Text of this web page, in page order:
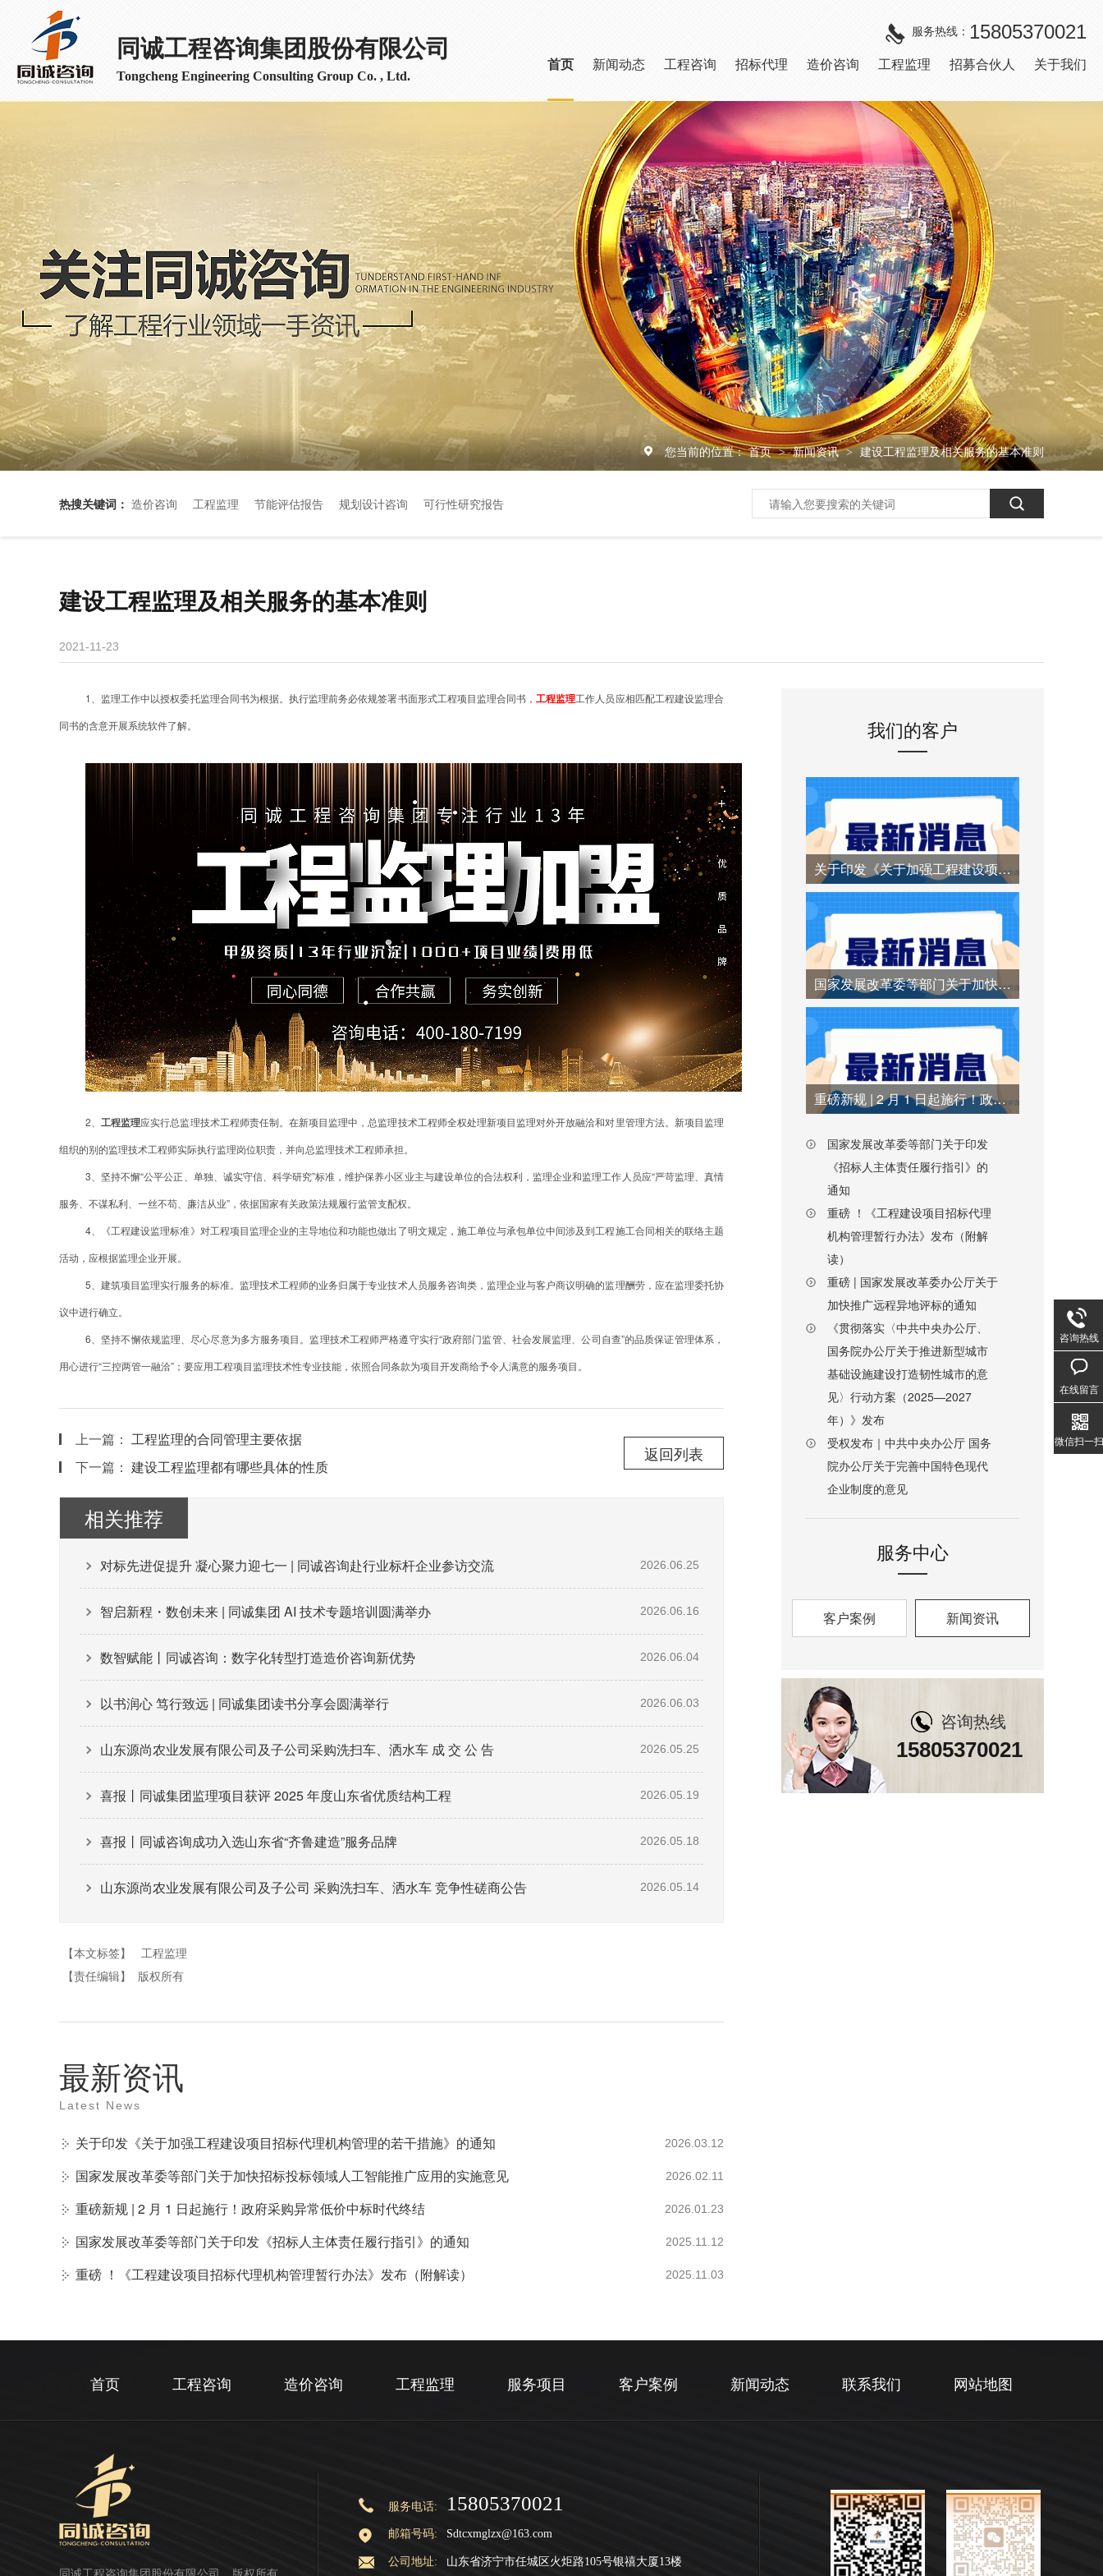
同诚工程咨询集团股份有限公司
Tongcheng Engineering Consulting Group Co. , Ltd.
服务热线： 15805370021
首页 新闻动态 工程咨询 招标代理 造价咨询 工程监理 招募合伙人 关于我们
您当前的位置： 首页 > 新闻资讯 > 建设工程监理及相关服务的基本准则
热搜关键词： 造价咨询 工程监理 节能评估报告 规划设计咨询 可行性研究报告
建设工程监理及相关服务的基本准则
2021-11-23
1、监理工作中以授权委托监理合同书为根据。执行监理前务必依规签署书面形式工程项目监理合同书，工程监理工作人员应相匹配工程建设监理合
同书的含意开展系统软件了解。
2、工程监理应实行总监理技术工程师责任制。在新项目监理中，总监理技术工程师全权处理新项目监理对外开放融洽和对里管理方法。新项目监理
组织的别的监理技术工程师实际执行监理岗位职责，并向总监理技术工程师承担。
3、坚持不懈“公平公正、单独、诚实守信、科学研究”标准，维护保养小区业主与建设单位的合法权利，监理企业和监理工作人员应“严苛监理、真情
服务、不谋私利、一丝不苟、廉洁从业”，依据国家有关政策法规履行监管支配权。
4、《工程建设监理标准》对工程项目监理企业的主导地位和功能也做出了明文规定，施工单位与承包单位中间涉及到工程施工合同相关的联络主题
活动，应根据监理企业开展。
5、建筑项目监理实行服务的标准。监理技术工程师的业务归属于专业技术人员服务咨询类，监理企业与客户商议明确的监理酬劳，应在监理委托协
议中进行确立。
6、坚持不懈依规监理、尽心尽意为多方服务项目。监理技术工程师严格遵守实行“政府部门监管、社会发展监理、公司自查”的品质保证管理体系，
用心进行“三控两管一融洽”；要应用工程项目监理技术性专业技能，依照合同条款为项目开发商给予令人满意的服务项目。
上一篇： 工程监理的合同管理主要依据
下一篇： 建设工程监理都有哪些具体的性质
返回列表
相关推荐
对标先进促提升 凝心聚力迎七一 | 同诚咨询赴行业标杆企业参访交流 2026.06.25
智启新程・数创未来 | 同诚集团 AI 技术专题培训圆满举办 2026.06.16
数智赋能丨同诚咨询：数字化转型打造造价咨询新优势 2026.06.04
以书润心 笃行致远 | 同诚集团读书分享会圆满举行 2026.06.03
山东源尚农业发展有限公司及子公司采购洗扫车、洒水车 成 交 公 告 2026.05.25
喜报丨同诚集团监理项目获评 2025 年度山东省优质结构工程 2026.05.19
喜报丨同诚咨询成功入选山东省“齐鲁建造”服务品牌 2026.05.18
山东源尚农业发展有限公司及子公司 采购洗扫车、洒水车 竞争性磋商公告 2026.05.14
【本文标签】
工程监理
【责任编辑】
版权所有
最新资讯
Latest News
关于印发《关于加强工程建设项目招标代理机构管理的若干措施》的通知 2026.03.12
国家发展改革委等部门关于加快招标投标领域人工智能推广应用的实施意见 2026.02.11
重磅新规 | 2 月 1 日起施行！政府采购异常低价中标时代终结 2026.01.23
国家发展改革委等部门关于印发《招标人主体责任履行指引》的通知 2025.11.12
重磅 ！《工程建设项目招标代理机构管理暂行办法》发布（附解读） 2025.11.03
我们的客户
关于印发《关于加强工程建设项目招标代理机构管理的若干措施》的通知
国家发展改革委等部门关于加快招标投标领域人工智能推广应用的实施意见
重磅新规 | 2 月 1 日起施行！政府采购异常低价中标时代终结
国家发展改革委等部门关于印发
《招标人主体责任履行指引》的
通知
重磅 ！《工程建设项目招标代理
机构管理暂行办法》发布（附解
读）
重磅 | 国家发展改革委办公厅关于
加快推广远程异地评标的通知
《贯彻落实〈中共中央办公厅、
国务院办公厅关于推进新型城市
基础设施建设打造韧性城市的意
见〉行动方案（2025—2027
年）》发布
受权发布｜中共中央办公厅 国务
院办公厅关于完善中国特色现代
企业制度的意见
服务中心
客户案例 新闻资讯
咨询热线
15805370021
首页 工程咨询 造价咨询 工程监理 服务项目 客户案例 新闻动态 联系我们 网站地图
服务电话: 15805370021
邮箱号码: Sdtcxmglzx@163.com
公司地址: 山东省济宁市任城区火炬路105号银禧大厦13楼
咨询热线
在线留言
微信扫一扫